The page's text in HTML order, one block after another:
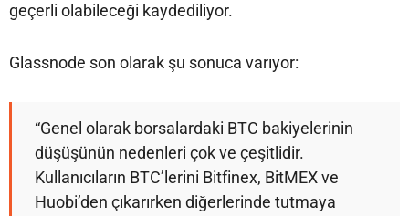
geçerli olabileceği kaydediliyor.
Glassnode son olarak şu sonuca varıyor:
“Genel olarak borsalardaki BTC bakiyelerinin
düşüşünün nedenleri çok ve çeşitlidir.
Kullanıcıların BTC’lerini Bitfinex, BitMEX ve
Huobi’den çıkarırken diğerlerinde tutmaya